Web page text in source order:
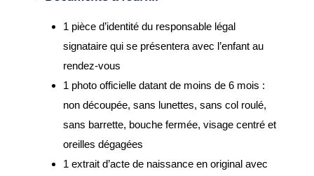
Germaine Ledan
Santé
Voies cyclables
1 pièce d’identité du responsable légal
signataire qui se présentera avec l’enfant au
rendez-vous
1 photo officielle datant de moins de 6 mois :
non découpée, sans lunettes, sans col roulé,
sans barrette, bouche fermée, visage centré et
oreilles dégagées
1 extrait d’acte de naissance en original avec